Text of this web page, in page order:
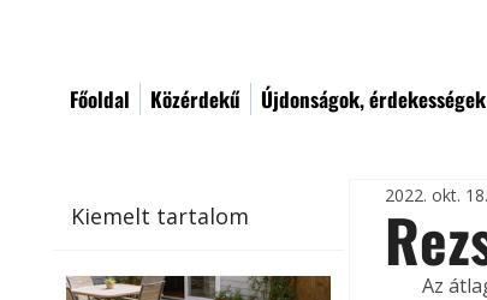
Főoldal Közérdekű Újdonságok, érdekességek
Kiemelt tartalom
2022. okt. 18.
Az